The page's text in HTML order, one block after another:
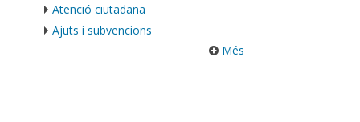
Atenció ciutadana
Ajuts i subvencions
Més